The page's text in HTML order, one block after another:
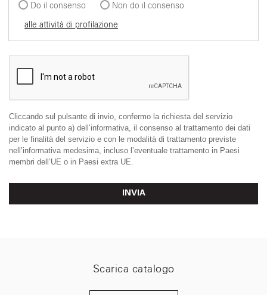
Do il consenso
Non do il consenso
alle attività di profilazione
Cliccando sul pulsante di invio, confermo la richiesta del servizio
indicato al punto a) dell’informativa, il consenso al trattamento dei dati
per le finalità del servizio e con le modalità di trattamento previste
nell’informativa medesima, incluso l’eventuale trattamento in Paesi
membri dell’UE o in Paesi extra UE.
INVIA
Scarica catalogo